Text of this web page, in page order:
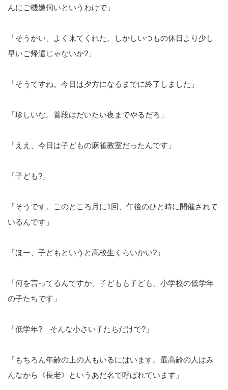
んにご機嫌伺いというわけで」
「そうかい、よく来てくれた。しかしいつもの休日より少し
早いご帰還じゃないか?」
「そうですね。今日は夕方になるまでに終了しました」
「珍しいな。普段はだいたい夜までやるだろ」
「ええ、今日は子どもの麻雀教室だったんです」
「子ども?」
「そうです。このところ月に1回、午後のひと時に開催されて
いるんです」
「ほー、子どもというと高校生くらいかい?」
「何を言ってるんですか、子どもも子ども、小学校の低学年
の子たちです」
「低学年? そんな小さい子たちだけで?」
「もちろん年齢の上の人もいるにはいます。最高齢の人はみ
んなから《長老》というあだ名で呼ばれています」